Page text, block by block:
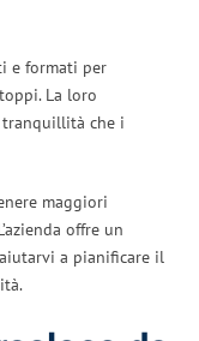
e formati per
La loro
tranquillità che i
maggiori
offre un
a pianificare il